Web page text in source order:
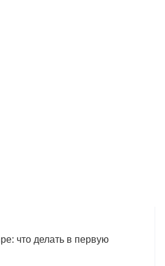
что делать в первую